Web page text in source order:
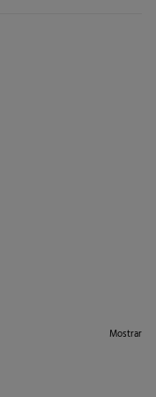
Mostrar